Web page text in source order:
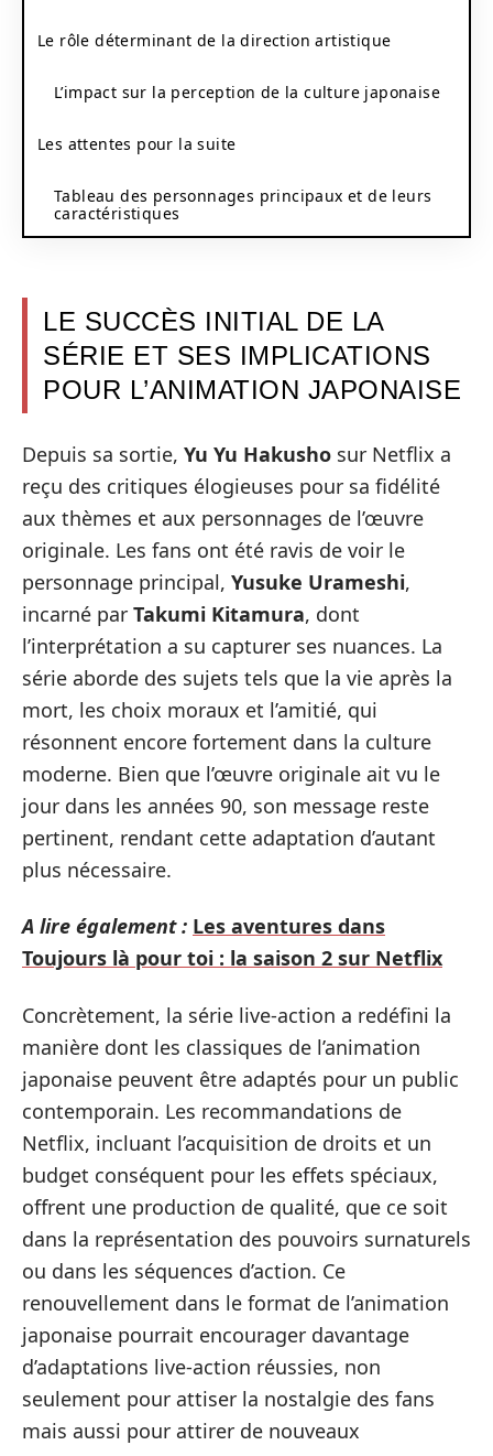
Le rôle déterminant de la direction artistique
L’impact sur la perception de la culture japonaise
Les attentes pour la suite
Tableau des personnages principaux et de leurs
caractéristiques
LE SUCCÈS INITIAL DE LA
SÉRIE ET SES IMPLICATIONS
POUR L’ANIMATION JAPONAISE
Depuis sa sortie, Yu Yu Hakusho sur Netflix a
reçu des critiques élogieuses pour sa fidélité
aux thèmes et aux personnages de l’œuvre
originale. Les fans ont été ravis de voir le
personnage principal, Yusuke Urameshi,
incarné par Takumi Kitamura, dont
l’interprétation a su capturer ses nuances. La
série aborde des sujets tels que la vie après la
mort, les choix moraux et l’amitié, qui
résonnent encore fortement dans la culture
moderne. Bien que l’œuvre originale ait vu le
jour dans les années 90, son message reste
pertinent, rendant cette adaptation d’autant
plus nécessaire.
A lire également : Les aventures dans
Toujours là pour toi : la saison 2 sur Netflix
Concrètement, la série live-action a redéfini la
manière dont les classiques de l’animation
japonaise peuvent être adaptés pour un public
contemporain. Les recommandations de
Netflix, incluant l’acquisition de droits et un
budget conséquent pour les effets spéciaux,
offrent une production de qualité, que ce soit
dans la représentation des pouvoirs surnaturels
ou dans les séquences d’action. Ce
renouvellement dans le format de l’animation
japonaise pourrait encourager davantage
d’adaptations live-action réussies, non
seulement pour attiser la nostalgie des fans
mais aussi pour attirer de nouveaux